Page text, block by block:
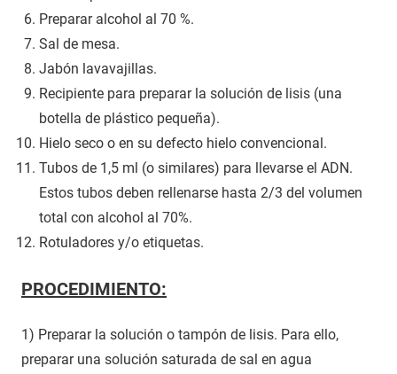
Preparar alcohol al 70 %.
Sal de mesa.
Jabón lavavajillas.
Recipiente para preparar la solución de lisis (una
botella de plástico pequeña).
Hielo seco o en su defecto hielo convencional.
Tubos de 1,5 ml (o similares) para llevarse el ADN.
Estos tubos deben rellenarse hasta 2/3 del volumen
total con alcohol al 70%.
Rotuladores y/o etiquetas.
PROCEDIMIENTO:
1) Preparar la solución o tampón de lisis. Para ello,
preparar una solución saturada de sal en agua